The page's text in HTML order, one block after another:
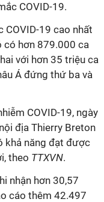
COVID-19.
COVID-19 cao nhất
có hơn 879.000 ca
với hơn 35 triệu ca
Á đứng thứ ba và
COVID-19, ngày
địa Thierry Breton
khả năng đạt được
theo TTXVN.
nhận hơn 30,57
cáo thêm 42.497